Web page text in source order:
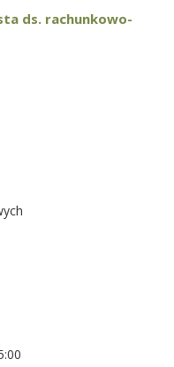
ds. rachunkowo-